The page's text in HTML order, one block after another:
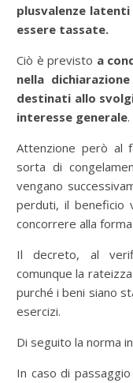
plusvalenze
essere tassate.
Ciò è previsto a
nella
destinati allo
interesse generale.
Attenzione però al
sorta di
vengano
perduti, il beneficio
concorrere alla
Il decreto, al
comunque la
purché i beni siano
esercizi.
Di seguito la norma
In caso di